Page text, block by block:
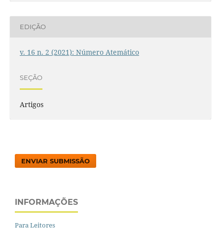
EDIÇÃO
v. 16 n. 2 (2021): Número Atemático
SEÇÃO
Artigos
ENVIAR SUBMISSÃO
INFORMAÇÕES
Para Leitores